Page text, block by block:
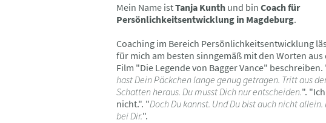
Mein Name istTanja Kunth und bin Coachfür
Persönlichkeitsentwicklung in Magdeburg.
Coaching im Bereich Persönlichkeitsentwicklung
für mich am besten sinngemäß mit den Worten aus
Film "Die Legende von Bagger Vance" beschreiben.
hast Dein Päckchen lange genug getragen. Tritt aus
Schatten heraus. Du musst Dich nur entscheiden.".
nicht.". "Doch Du kannst. Und Du bist auch nicht allein.
bei Dir.".